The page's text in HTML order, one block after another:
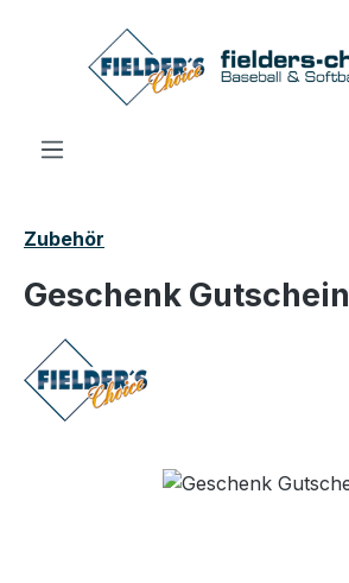
Zum Hauptinhalt springen
Zubehör
Geschenk Gutschein
Bildergalerie überspringen